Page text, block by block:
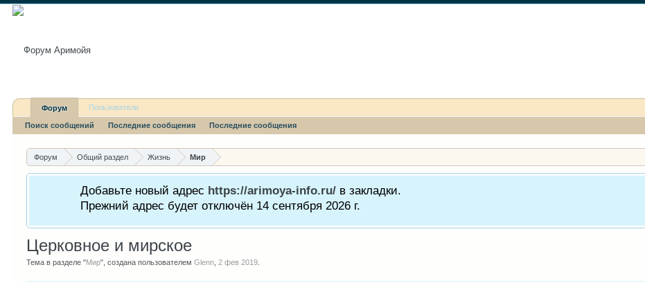
Форум Общий раздел Жизнь Мир
Добавьте новый адрес https://arimoya-info.ru/ в закладки.
Прежний адрес будет отключён 14 сентября 2026 г.
Церковное и мирское
Тема в разделе "Мир", создана пользователемGlenn ,2 фев 2019
Форум
Поиск сообщений Последние сообщения Последние сообщения
Пользователи